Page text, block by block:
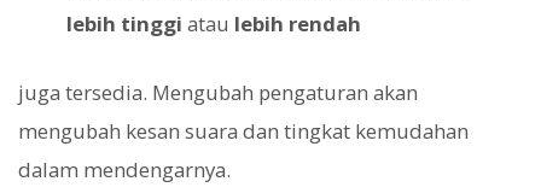
lebih tinggi atau lebih rendah
juga tersedia. Mengubah pengaturan akan
mengubah kesan suara dan tingkat kemudahan
dalam mendengarnya.